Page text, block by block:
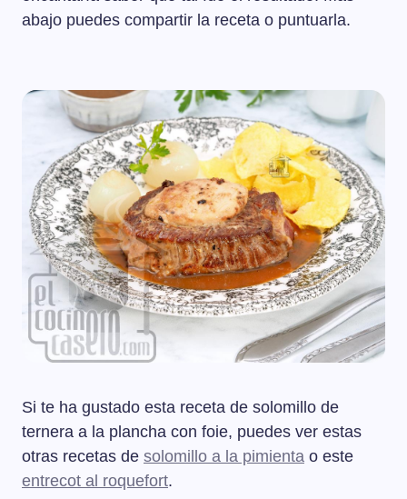
abajo puedes compartir la receta o puntuarla.
Si te ha gustado esta receta de solomillo de
ternera a la plancha con foie, puedes ver estas
otras recetas de solomillo a la pimienta o este
entrecot al roquefort.